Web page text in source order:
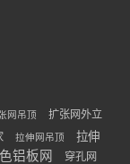
网吊顶
扩张网外立
拉伸网吊顶
拉伸
铝板网
穿孔网